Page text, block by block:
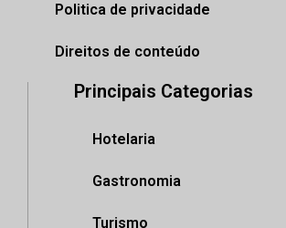
Politica de privacidade
Direitos de conteúdo
Principais Categorias
Hotelaria
Gastronomia
Turismo